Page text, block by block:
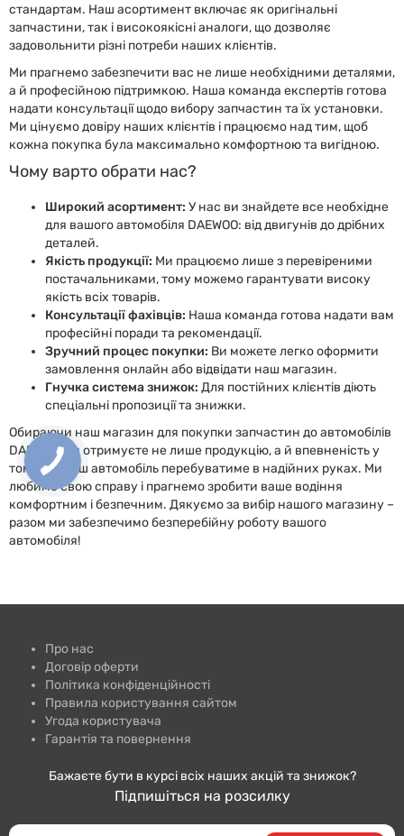
стандартам. Наш асортимент включає як оригінальні
запчастини, так і високоякісні аналоги, що дозволяє
задовольнити різні потреби наших клієнтів.
Ми прагнемо забезпечити вас не лише необхідними деталями,
а й професійною підтримкою. Наша команда експертів готова
надати консультації щодо вибору запчастин та їх установки.
Ми цінуємо довіру наших клієнтів і працюємо над тим, щоб
кожна покупка була максимально комфортною та вигідною.
Чому варто обрати нас?
Широкий асортимент: У нас ви знайдете все необхідне
для вашого автомобіля DAEWOO: від двигунів до дрібних
деталей.
Якість продукції: Ми працюємо лише з перевіреними
постачальниками, тому можемо гарантувати високу
якість всіх товарів.
Консультації фахівців: Наша команда готова надати вам
професійні поради та рекомендації.
Зручний процес покупки: Ви можете легко оформити
замовлення онлайн або відвідати наш магазин.
Гнучка система знижок: Для постійних клієнтів діють
спеціальні пропозиції та знижки.
Обираючи наш магазин для покупки запчастин до автомобілів
DAEWOO, ви отримуєте не лише продукцію, а й впевненість у
тому, що ваш автомобіль перебуватиме в надійних руках. Ми
любимо свою справу і прагнемо зробити ваше водіння
комфортним і безпечним. Дякуємо за вибір нашого магазину –
разом ми забезпечимо безперебійну роботу вашого
автомобіля!
Про нас
Договір оферти
Політика конфіденційності
Правила користування сайтом
Угода користувача
Гарантія та повернення
Бажаєте бути в курсі всіх наших акцій та знижок?
Підпишіться на розсилку